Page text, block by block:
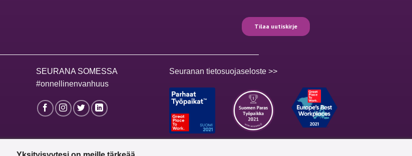
SEURANA SOMESSA
#onnellinenvanhuus
Seuranan tietosuojaseloste >>